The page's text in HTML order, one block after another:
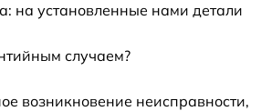
на установленные нами детали
случаем?
возникновение неисправности,